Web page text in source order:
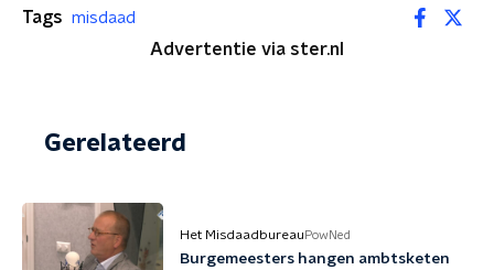
Tags misdaad
Advertentie via ster.nl
Gerelateerd
Het Misdaadbureau PowNed
Burgemeesters hangen ambtsketen